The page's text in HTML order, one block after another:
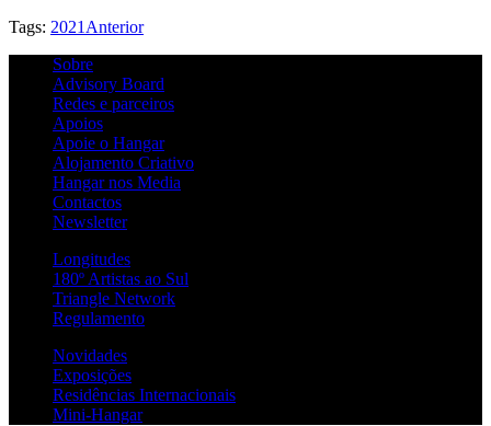
Tags: 2021 Anterior
Sobre
Advisory Board
Redes e parceiros
Apoios
Apoie o Hangar
Alojamento Criativo
Hangar nos Media
Contactos
Newsletter
Longitudes
180º Artistas ao Sul
Triangle Network
Regulamento
Novidades
Exposições
Residências Internacionais
Mini-Hangar